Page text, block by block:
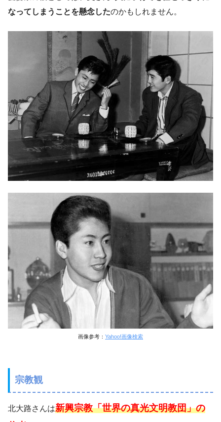
なってしまうことを懸念したのかもしれません。
画像参考： Yahoo!画像検索
宗教観
北大路さんは新興宗教「世界の真光文明教団」の